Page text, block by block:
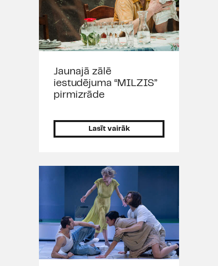
Jaunajā zālē
iestudējuma “MILZIS”
pirmizrāde
Lasīt vairāk